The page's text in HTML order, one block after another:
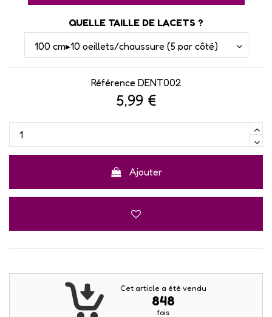
QUELLE TAILLE DE LACETS ?
Référence DENT002
5,99 €
Ajouter
Cet article a été vendu
848
fois